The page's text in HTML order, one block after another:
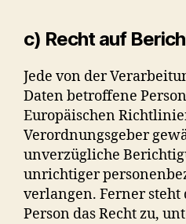
c) Recht auf
Jede von der
Daten betroffene
Europäischen
Verordnungsgeber
unverzügliche
unrichtiger
verlangen. Ferner
Person das Recht zu,